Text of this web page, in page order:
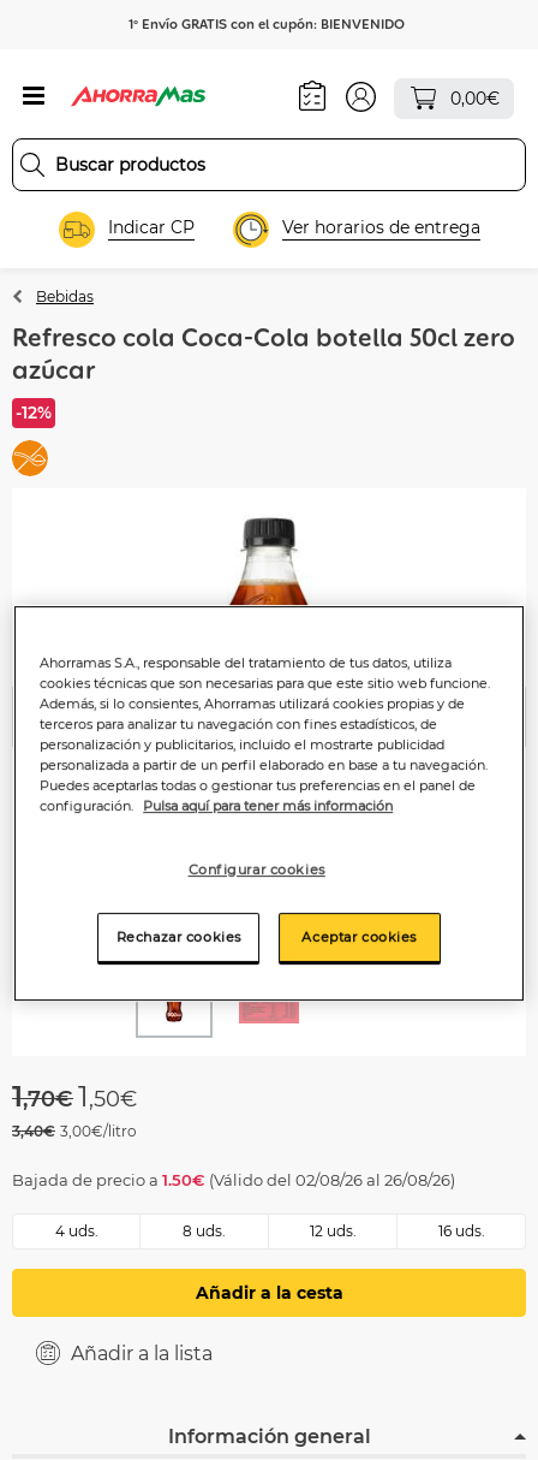
1º Envío GRATIS con el cupón: BIENVENIDO
0,00€
Indicar CP Ver horarios de entrega
Bebidas
Refresco cola Coca-Cola botella 50cl zero
azúcar
-12%
Anterior
Price reduced from
1,70€to
1,50€
3,40€ 3,00€/litro
Bajada de precio a 1.50€ (Válido del 02/08/26 al 26/08/26)
4 uds. 8 uds. 12 uds. 16 uds.
Añadir a la cesta
Añadir a la lista
Información general
Ahorramas S.A., responsable del tratamiento de tus datos, utiliza
cookies técnicas que son necesarias para que este sitio web funcione.
Además, si lo consientes, Ahorramas utilizará cookies propias y de
terceros para analizar tu navegación con fines estadísticos, de
personalización y publicitarios, incluido el mostrarte publicidad
personalizada a partir de un perfil elaborado en base a tu navegación.
Puedes aceptarlas todas o gestionar tus preferencias en el panel de
configuración.
Pulsa aquí para tener más información
Configurar cookies
Rechazar cookies Aceptar cookies